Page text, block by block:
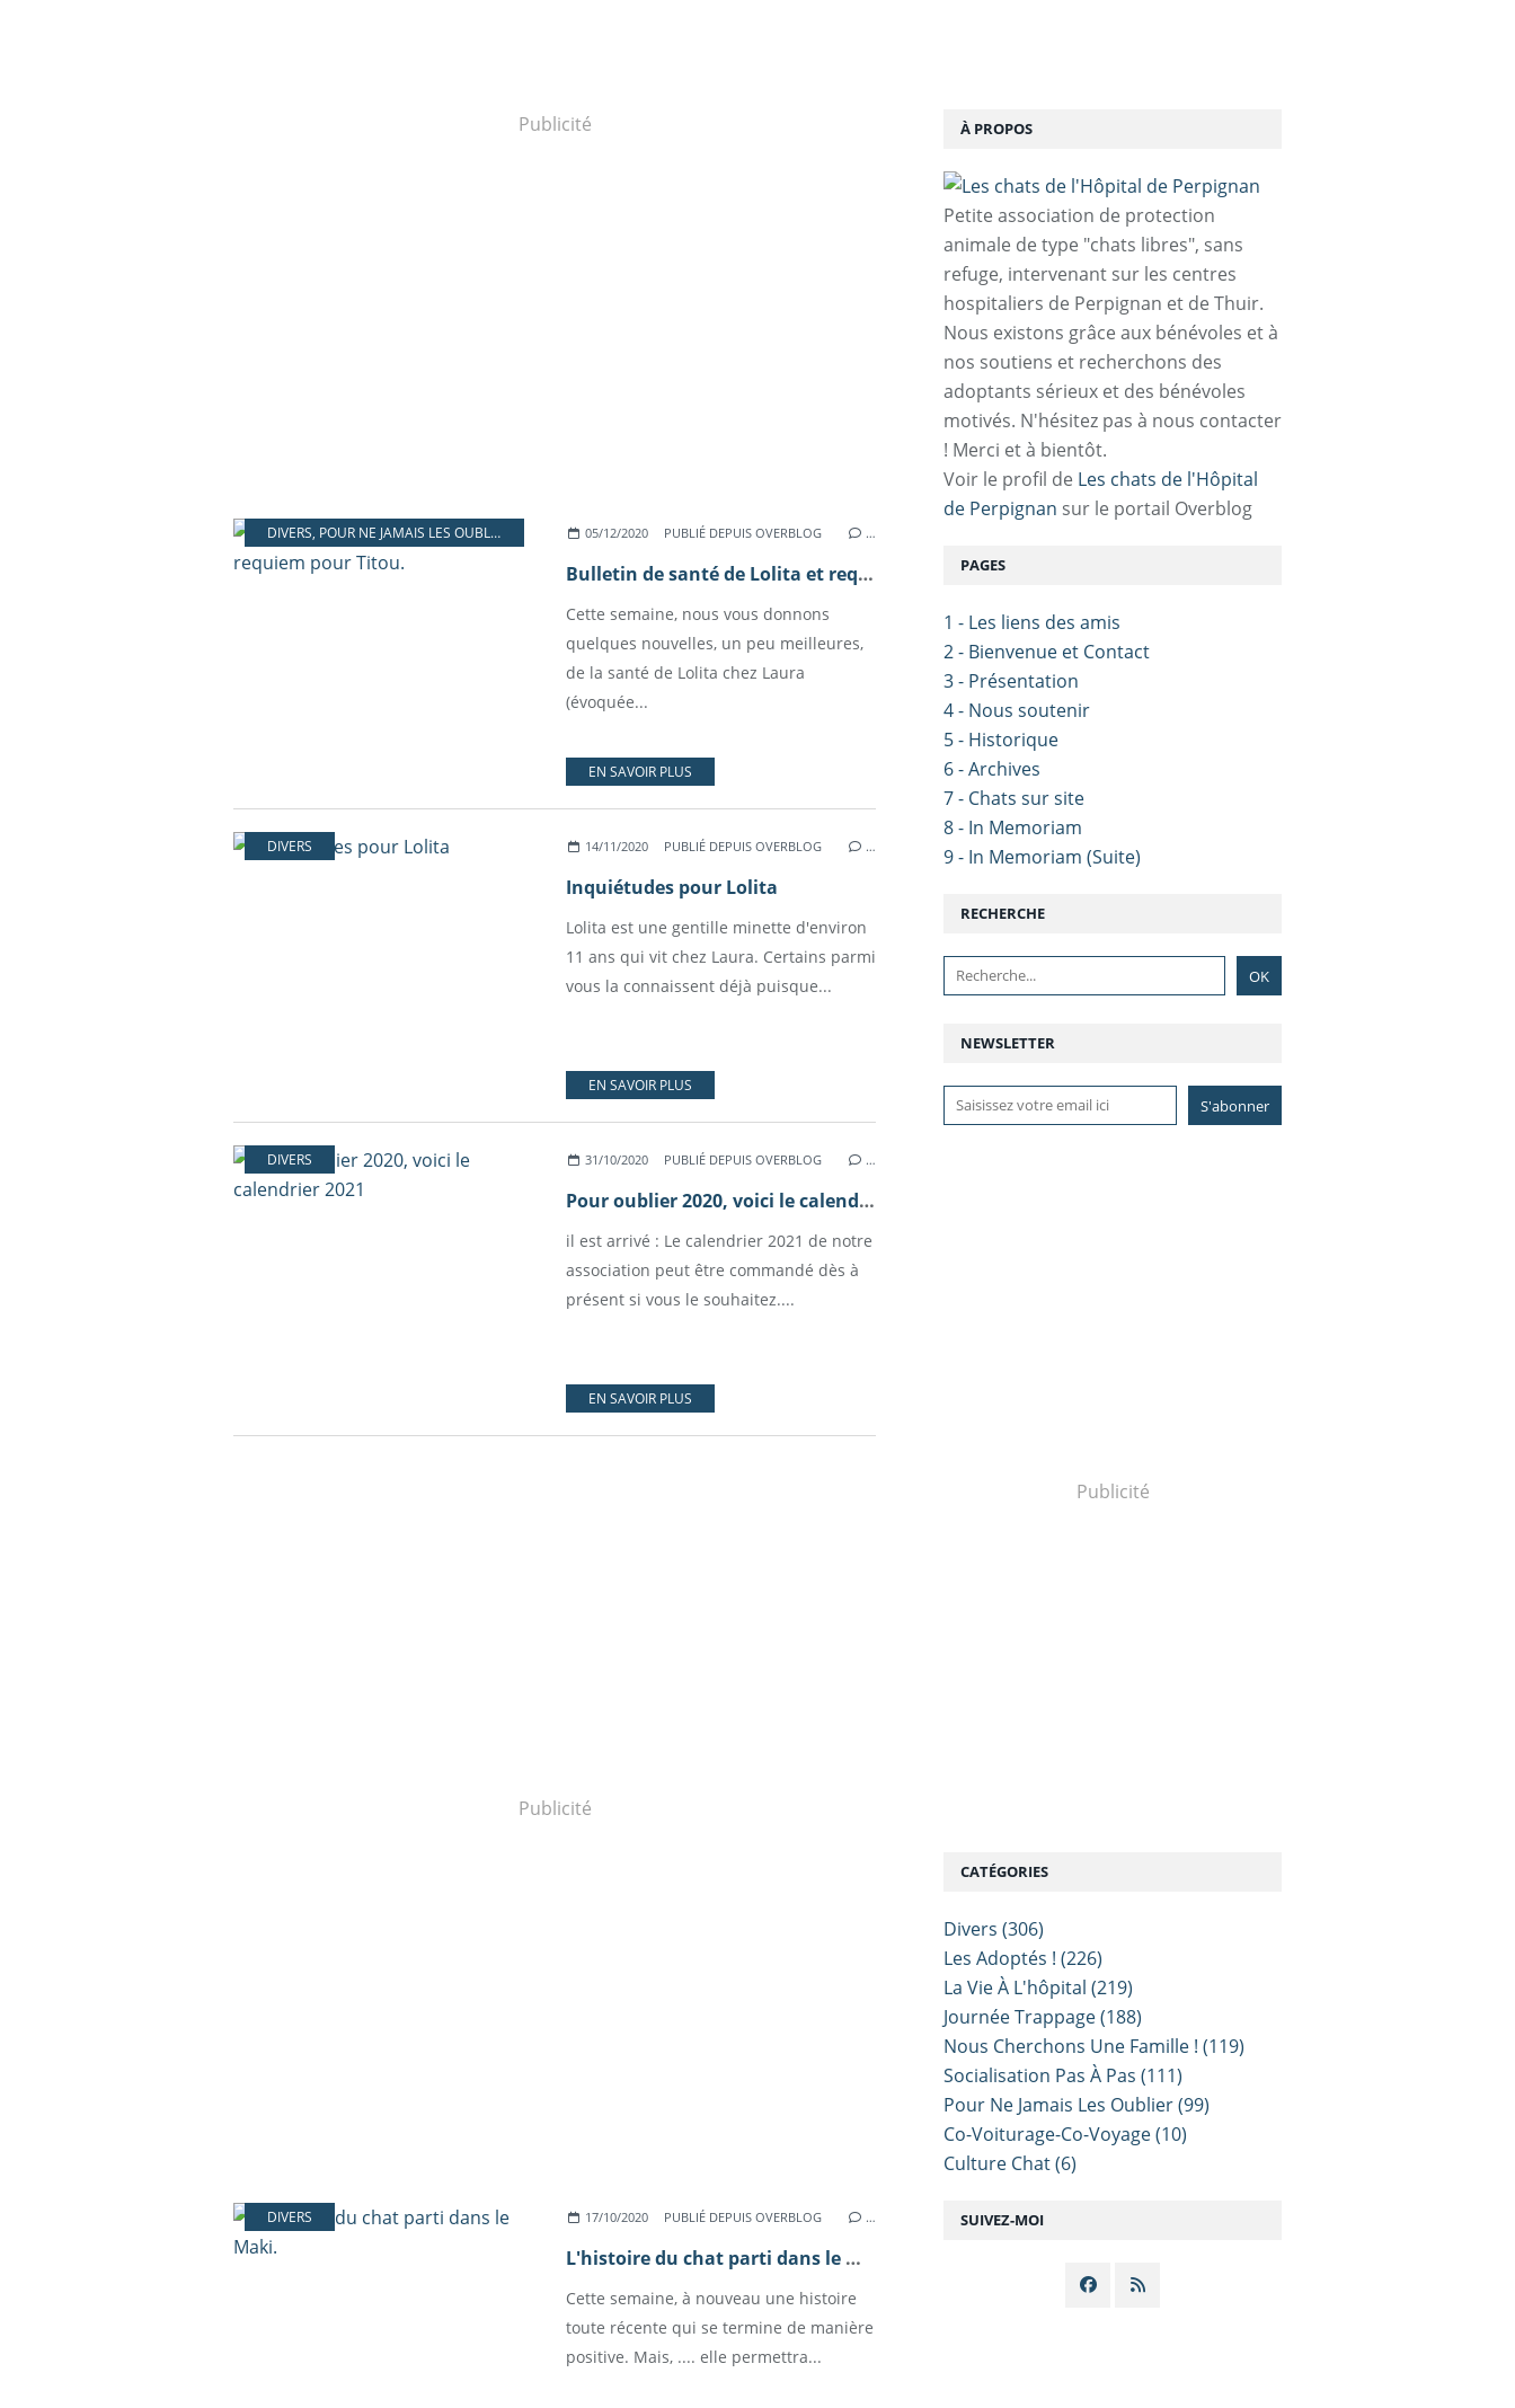
Publicité
DIVERS, POUR NE JAMAIS LES OUBLIER 05/12/2020 PUBLIÉ DEPUIS OVERBLOG …
Bulletin de santé de Lolita et requiem pour Titou.
Cette semaine, nous vous donnons
quelques nouvelles, un peu meilleures,
de la santé de Lolita chez Laura
(évoquée...
EN SAVOIR PLUS
DIVERS 14/11/2020 PUBLIÉ DEPUIS OVERBLOG …
Inquiétudes pour Lolita
Lolita est une gentille minette d'environ
11 ans qui vit chez Laura. Certains parmi
vous la connaissent déjà puisque...
EN SAVOIR PLUS
DIVERS 31/10/2020 PUBLIÉ DEPUIS OVERBLOG …
Pour oublier 2020, voici le calendrier 2021
il est arrivé : Le calendrier 2021 de notre
association peut être commandé dès à
présent si vous le souhaitez....
EN SAVOIR PLUS
Publicité
DIVERS 17/10/2020 PUBLIÉ DEPUIS OVERBLOG …
L'histoire du chat parti dans le Maki.
Cette semaine, à nouveau une histoire
toute récente qui se termine de manière
positive. Mais, .... elle permettra...
NEWSLETTER
SUIVEZ-MOI
RECHERCHE
À PROPOS
Petite association de protection
animale de type "chats libres", sans
refuge, intervenant sur les centres
hospitaliers de Perpignan et de Thuir.
Nous existons grâce aux bénévoles et à
nos soutiens et recherchons des
adoptants sérieux et des bénévoles
motivés. N'hésitez pas à nous contacter
! Merci et à bientôt.
Voir le profil de Les chats de l'Hôpital
de Perpignan sur le portail Overblog
Publicité
PAGES
1 - Les liens des amis
2 - Bienvenue et Contact
3 - Présentation
4 - Nous soutenir
5 - Historique
6 - Archives
7 - Chats sur site
8 - In Memoriam
9 - In Memoriam (Suite)
CATÉGORIES
Divers (306)
Les Adoptés ! (226)
La Vie À L'hôpital (219)
Journée Trappage(188)
Nous Cherchons Une Famille ! (119)
Socialisation Pas À Pas (111)
Pour Ne Jamais Les Oublier(99)
Co-Voiturage-Co-Voyage(10)
Culture Chat(6)